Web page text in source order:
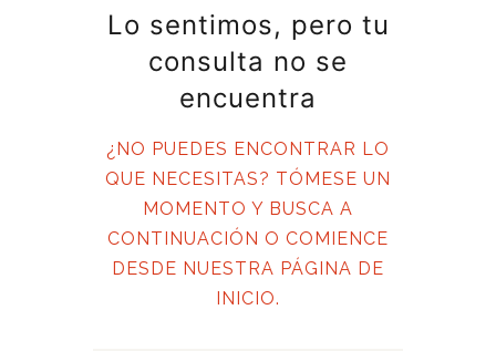
Lo sentimos, pero tu
consulta no se
encuentra
¿NO PUEDES ENCONTRAR LO
QUE NECESITAS? TÓMESE UN
MOMENTO Y BUSCA A
CONTINUACIÓN O COMIENCE
DESDE NUESTRA PÁGINA DE
INICIO.